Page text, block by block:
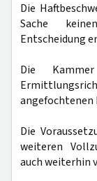
Die
Sache
Entscheidung
Die
angefochtenen
Die
weiteren
auch weiterhin